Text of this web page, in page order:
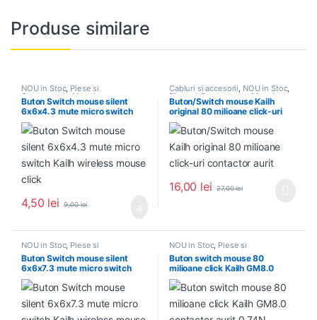
Produse similare
NOU in Stoc, Piese si
Componente Mousi
Buton Switch mouse silent
6x6x4.3 mute micro switch
Kailh wireless mouse click
4,50 lei 9,00lei
Cabluri si accesorii, NOU in Stoc,
Piese si Componente Mousi
Buton/Switch mouse Kailh
original 80 milioane click-uri
contactor aurit
16,00 lei 27,00lei
NOU in Stoc, Piese si
Componente Mousi
Buton Switch mouse silent
6x6x7.3 mute micro switch
Kailh wireless mouse click 20
mil click
NOU in Stoc, Piese si
Componente Mousi
Buton switch mouse 80
milioane click Kailh GM8.0
contactor aurit 0.74N